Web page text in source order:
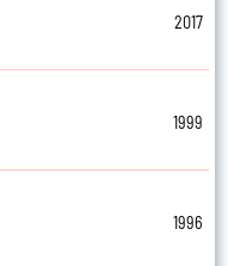
2017
1999
1996